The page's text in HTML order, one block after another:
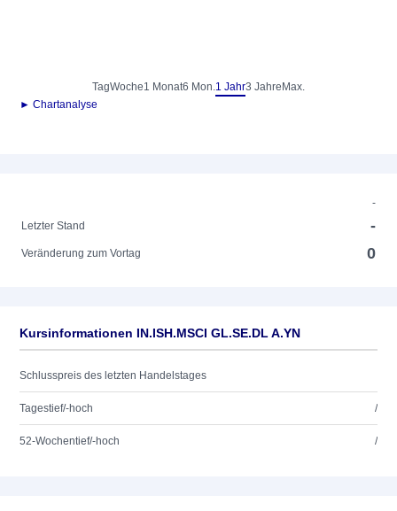
TagWoche1 Monat6 Mon.1 Jahr3 Jahre Max.
► Chartanalyse
-
Letzter Stand
-
Veränderung zum Vortag 0
Kursinformationen IN.ISH.MSCI GL.SE.DL A.YN
Schlusspreis des letzten Handelstages
Tagestief/-hoch /
52-Wochentief/-hoch /